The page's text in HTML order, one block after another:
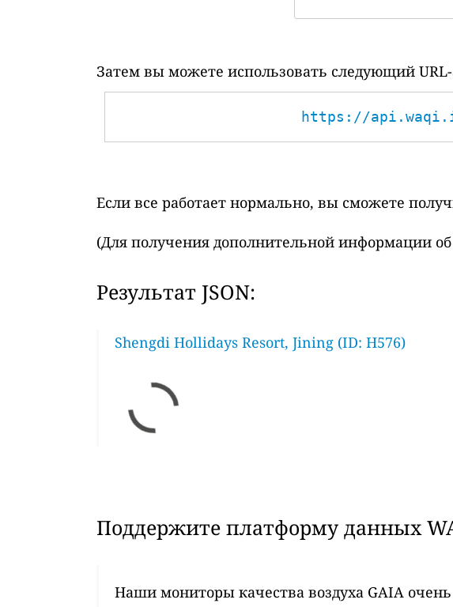
Затем вы можете использовать следующий
https://
Если все работает нормально, вы сможете
(Для получения дополнительной информации об
Результат JSON:
Shengdi Hollidays Resort, Jining (ID: H576)
Поддержите платформу данных
Наши мониторы качества воздуха GAIA